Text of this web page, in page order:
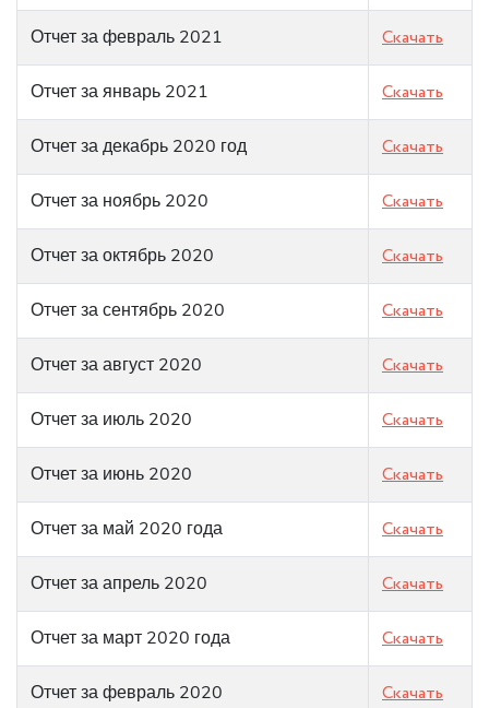
Отчет за февраль 2021 Скачать
Отчет за январь 2021 Скачать
Отчет за декабрь 2020 год Скачать
Отчет за ноябрь 2020 Скачать
Отчет за октябрь 2020 Скачать
Отчет за сентябрь 2020 Скачать
Отчет за август 2020 Скачать
Отчет за июль 2020 Скачать
Отчет за июнь 2020 Скачать
Отчет за май 2020 года Скачать
Отчет за апрель 2020 Скачать
Отчет за март 2020 года Скачать
Отчет за февраль 2020 Скачать